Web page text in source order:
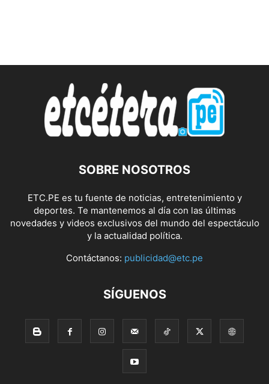
SOBRE NOSOTROS
ETC.PE es tu fuente de noticias, entretenimiento y
deportes. Te mantenemos al día con las últimas
novedades y videos exclusivos del mundo del espectáculo
y la actualidad política.
Contáctanos: publicidad@etc.pe
SÍGUENOS